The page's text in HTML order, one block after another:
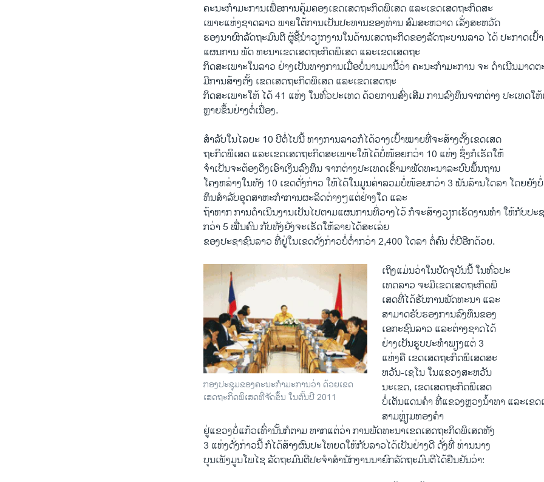
ຄະນະກໍາມະການເພື່ອການຄຸ້ມຄອງເຂດເສດຖະກິດພິເສດ ແລະເຂດເສດຖະກິດສະ
ເພາະແຫ່ງຊາດລາວ ພາຍໃຕ້ການເປັນປະທານຂອງທ່ານ ສົມສະຫວາດ ເລັ່ງສະຫວັດ
ຮອງນາຍົກລັດຖະມົນຕີ ຜູ້ຊີ້ນໍາວຽກງານໃນດ້ານເສດຖະກິດຂອງລັດຖະບານລາວ ໄດ້ ປະກາດເປົ້
ແຜນການ ພັດ ທະນາເຂດເສດຖະກິດພິເສດ ແລະເຂດເສດຖະ
ກິດສະເພາະໃນລາວ ຢ່າງເປັນທາງການເມື່ອບໍ່ນານມານີ້ວ່າ ຄະນະກໍາມະການ ຈະ ດໍາເນີນມາດ
ມີການສ້າງຕັ້ງ ເຂດເສດຖະກິດພິເສດ ແລະເຂດເສດຖະ
ກິດສະເພາະໃຫ້ ໄດ້ 41 ແຫ່ງ ໃນທົ່ວປະເທດ ດ້ວຍການສົ່ງເສີມ ການລົງທຶນຈາກຕ່າງ ປະເທດໃຫ້
ຫຼາຍຂຶ້ນຢ່າງຕໍ່ເນື່ອງ.
ສໍາລັບໃນໄລຍະ 10 ປີຕໍ່ໄປນີ້ ທາງການລາວກໍໄດ້ວາງເປົ້າໝາຍທີ່ຈະສ້າງຕັ້ງເຂດເສດ
ຖະກິດພິເສດ ແລະເຂດເສດຖະກິດສະເພາະໃຫ້ໄດ້ບໍ່ໜ້ອຍກວ່າ 10 ແຫ່ງ ຊຶ່ງກໍເຮັດໃຫ້
ຈໍາເປັນຈະຕ້ອງດຶງເອົາເງິນລົງທຶນ ຈາກຕ່າງປະເທດເຂົ້າມາພັດທະນາລະບົບພຶ້ນຖານ
ໂຄງຫລ່າງໃນທັງ 10 ເຂດດັ່ງກ່າວ ໃຫ້ໄດ້ໃນມູນຄ່າລວມບໍ່ໜ້ອຍກວ່າ 3 ພັນລ້ານໂດລາ ໂດຍຍັງບໍ່
ທຶນສໍາລັບອຸດສາຫະກໍາການຜະລິດຕ່າງໆແຕ່ຢ່າງໃດ ແລະ
ຖ້າຫາກ ການດໍາເນິນງານເປັນໄປຕາມແຜນການທີ່ວາງໄວ້ ກໍຈະສ້າງວຽກເຮັດງານທໍາ ໃຫ້ກັບປ
ກວ່າ 5 ໝື່ນຄົນ ກັບທັງຍັງຈະເຮັດໃຫ້ລາຍໄດ້ສະເລ່ຍ
ຂອງປະຊາຊົນລາວ ທີ່ຢູ່ໃນເຂດດັ່ງກ່າວບໍ່ຕໍ່າກວ່າ 2,400 ໂດລາ ຕໍ່ຄົນ ຕໍ່ປີອີກດ້ວຍ.
ກອງປະຊຸມຂອງຄະນະກໍາມະການວ່າ ດ້ວຍເຂດ
ເສດຖະກິດພິເສດທີ່ຈັດຂຶ້ນ ໃນຕົ້ນປີ 2011
ເຖິງແມ່ນວ່າໃນປັດຈຸບັນນີ້ ໃນທົ່ວປະ
ເທດລາວ ຈະມີເຂດເສດຖະກິດພິ
ເສດທີ່ໄດ້ຮັບການພັດທະນາ ແລະ
ສາມາດຮັບຮອງການລົງທຶນຂອງ
ເອກະຊົນລາວ ແລະຕ່າງຊາດໄດ້
ຢ່າງເປັນຮູບປະທໍາພຽງແຕ່ 3
ແຫ່ງຄື ເຂດເສດຖະກິດພິເສດສະ
ຫວັນ-ເຊໂນ ໃນແຂວງສະຫວັນ
ນະເຂດ, ເຂດເສດຖະກິດພິເສດ
ບໍ່ເຕັນແດນຄໍາ ທີ່ແຂວງຫຼວງນໍ້າທາ ແລະເຂ
ສາມຫຼ່ຽມທອງຄໍາ
ຢູ່ແຂວງບໍ່ແກ້ວເທົ່ານັ້ນກໍຕາມ ຫາກແຕ່ວ່າ ການພັດທະນາເຂດເສດຖະກິດພິເສດທັງ
3 ແຫ່ງດັ່ງກ່າວນີ້ ກໍໄດ້ສ້າງຜົນປະໂຫຍດໃຫ້ກັບລາວໄດ້ເປັນຢ່າງດີ ດັ່ງທີ່ ທ່ານນາງ
ບຸນເພັງມູນໂພໄຊ ລັດຖະມົນຕີປະຈໍາສໍານັກງານນາຍົກລັດຖະມົນຕີໄດ້ຢືນຢັນວ່າ: